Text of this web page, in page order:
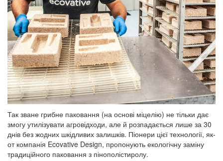
Так зване грибне паковання (на основі міцелію) не тільки дає
змогу утилізувати агровідходи, але й розпадається лише за 30
днів без жодних шкідливих залишків. Піонери цієї технології, як-
от компанія Ecovative Design, пропонують екологічну заміну
традиційного паковання з пінополістиролу.